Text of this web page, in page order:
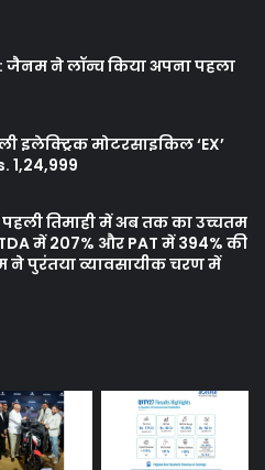
ने लॉन्च किया अपना पहला
इलेक्ट्रिक मोटरसाइकिल ‘EX’
1,24,999
पहली तिमाही में अब तक का उच्चतम
में 207% और PAT में 394% की
ने पुरंतया व्यावसायीक चरण में